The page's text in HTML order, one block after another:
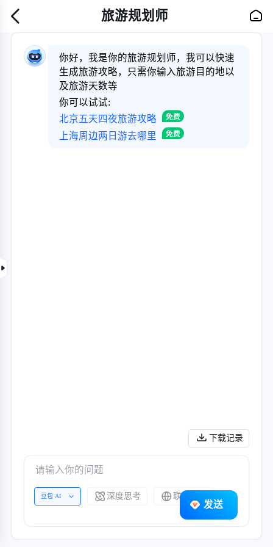
旅游规划师
你好，我是你的旅游规划师，我可以快速
生成旅游攻略，只需你输入旅游目的地以
及旅游天数等
你可以试试:
北京五天四夜旅游攻略
上海周边两日游去哪里
下载记录
豆包 AI 深度思考 联网搜索
发送